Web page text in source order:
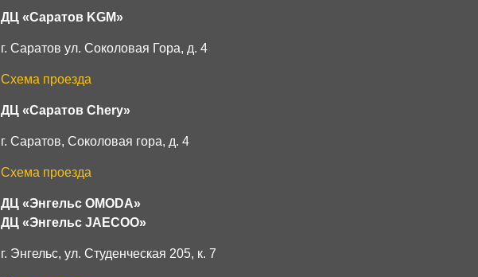
ДЦ «Саратов KGM»
г. Саратов ул. Соколовая Гора, д. 4
Схема проезда
ДЦ «Саратов Chery»
г. Саратов, Соколовая гора, д. 4
Схема проезда
ДЦ «Энгельс OMODA»
ДЦ «Энгельс JAECOO»
г. Энгельс, ул. Студенческая 205, к. 7